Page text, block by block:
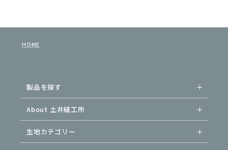
HOME
製品を探す
About 土井縫工所
生地カテゴリー